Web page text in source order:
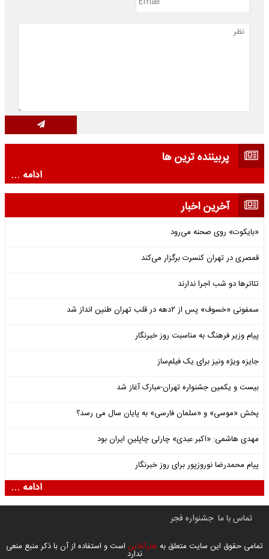
پربیننده ترین ها
ادامه ...
آخرین اخبار
«بایکوت» روی صحنه می‌رود
قمصری در تهران کنسرت برگزار می‌کند
تئاترها دو شب اجرا ندارند
سمفونی «خسوف» پس از ۲دهه در قلب تهران طنین انداز شد
پیام وزیر فرهنگ به مناسبت روز خبرنگار
جایزه ویژه ونیز برای یک فیلم‌ساز
بیست و یکمین جشنواره تهران-مبارک آغاز شد
پخش «موسی» و «سلمان فارسی» به پایان سال می رسد؟
مهدی هاشمی: «اکبر عبدی» چارلی چاپلینِ ایران بود
پیام محمدرضا نوروزپور برای روز خبرنگار
ادامه ...
تماس با ما جشنواره فجر
تمامی حقوق این سایت متعلق به هنرآنلاین است و استفاده از آن با ذکر منبع منعی
ندارد